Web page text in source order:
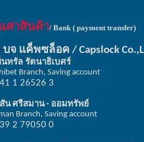
ค่าสินค้า/ Bank ( payment transfer)
บจ แค็พซล็อค / Capslock
นทรัล รัตนาธิเบศร์
Branch, Saving account
1 26526 3
นศรีสมาน- ออมทรัพย์
Branch, Saving account
2 79050 0